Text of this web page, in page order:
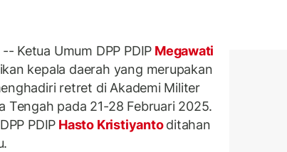
Ketua Umum DPP PDIP Megawati
kepala daerah yang merupakan
retret di Akademi Militer
Tengah pada 21-28 Februari 2025.
PDIP Hasto Kristiyantoditahan